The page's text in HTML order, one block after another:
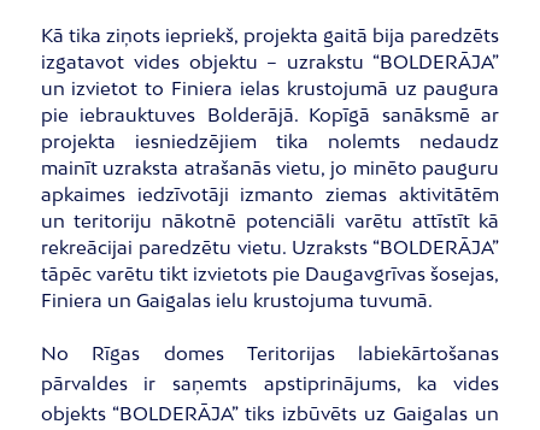
Kā tika ziņots iepriekš, projekta gaitā bija paredzēts
izgatavot vides objektu – uzrakstu “BOLDERĀJA”
un izvietot to Finiera ielas krustojumā uz paugura
pie iebrauktuves Bolderājā. Kopīgā sanāksmē ar
projekta iesniedzējiem tika nolemts nedaudz
mainīt uzraksta atrašanās vietu, jo minēto pauguru
apkaimes iedzīvotāji izmanto ziemas aktivitātēm
un teritoriju nākotnē potenciāli varētu attīstīt kā
rekreācijai paredzētu vietu. Uzraksts “BOLDERĀJA”
tāpēc varētu tikt izvietots pie Daugavgrīvas šosejas,
Finiera un Gaigalas ielu krustojuma tuvumā.
No Rīgas domes Teritorijas labiekārtošanas
pārvaldes ir saņemts apstiprinājums, ka vides
objekts “BOLDERĀJA” tiks izbūvēts uz Gaigalas un